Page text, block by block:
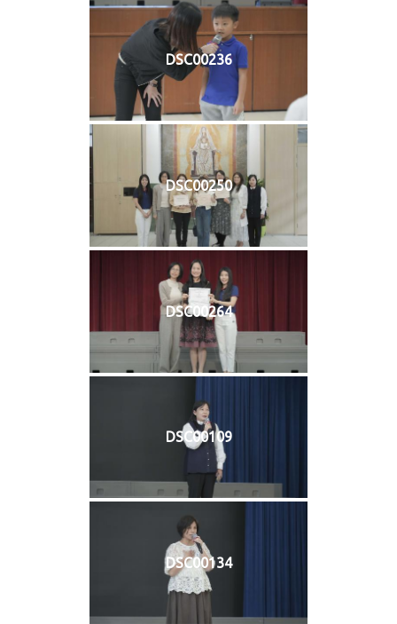
DSC00236
DSC00250
DSC00264
DSC00109
DSC00134